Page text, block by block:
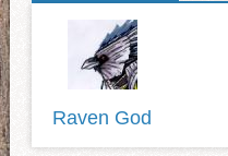
Raven God